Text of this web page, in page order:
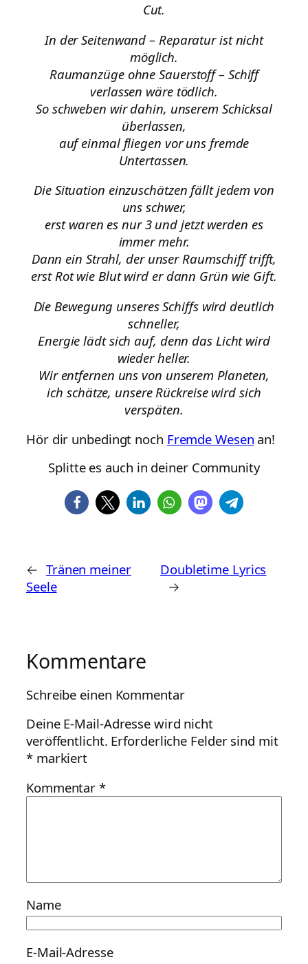
Cut.
In der Seitenwand – Reparatur ist nicht
möglich.
Raumanzüge ohne Sauerstoff – Schiff
verlassen wäre tödlich.
So schweben wir dahin, unserem Schicksal
überlassen,
auf einmal fliegen vor uns fremde
Untertassen.
Die Situation einzuschätzen fällt jedem von
uns schwer,
erst waren es nur 3 und jetzt werden es
immer mehr.
Dann ein Strahl, der unser Raumschiff trifft,
erst Rot wie Blut wird er dann Grün wie Gift.
Die Bewegung unseres Schiffs wird deutlich
schneller,
Energie lädt sich auf, denn das Licht wird
wieder heller.
Wir entfernen uns von unserem Planeten,
ich schätze, unsere Rückreise wird sich
verspäten.
Hör dir unbedingt noch Fremde Wesen an!
Splitte es auch in deiner Community
← Tränen meiner
Seele
Doubletime Lyrics
→
Kommentare
Schreibe einen Kommentar
Deine E-Mail-Adresse wird nicht
veröffentlicht. Erforderliche Felder sind mit
*markiert
Kommentar*
Name
E-Mail-Adresse